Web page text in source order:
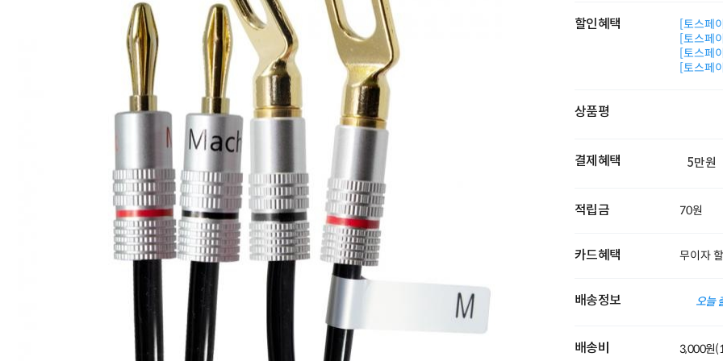
할인혜택
[토스페
[토스페
[토스페
[토스페
상품평
결제혜택 5만원
적립금 70원
카드혜택 무이자
배송정보 오늘
배송비 3,000원